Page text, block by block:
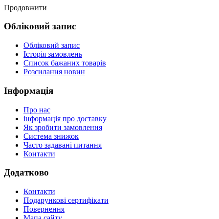
Продовжити
Обліковий запис
Обліковий запис
Історія замовлень
Список бажаних товарів
Розсилання новин
Інформація
Про нас
інформація про доставку
Як зробити замовлення
Система знижок
Часто задавані питання
Контакти
Додатково
Контакти
Подарункові сертифікати
Повернення